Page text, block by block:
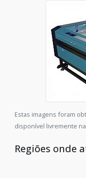
Estas imagens foram
disponível livremente
Regiões onde